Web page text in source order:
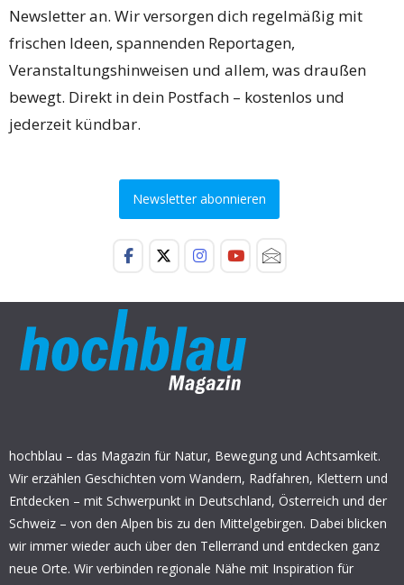
Newsletter an. Wir versorgen dich regelmäßig mit
frischen Ideen, spannenden Reportagen,
Veranstaltungshinweisen und allem, was draußen
bewegt. Direkt in dein Postfach – kostenlos und
jederzeit kündbar.
Newsletter abonnieren
hochblau – das Magazin für Natur, Bewegung und Achtsamkeit.
Wir erzählen Geschichten vom Wandern, Radfahren, Klettern und
Entdecken – mit Schwerpunkt in Deutschland, Österreich und der
Schweiz – von den Alpen bis zu den Mittelgebirgen. Dabei blicken
wir immer wieder auch über den Tellerrand und entdecken ganz
neue Orte. Wir verbinden regionale Nähe mit Inspiration für